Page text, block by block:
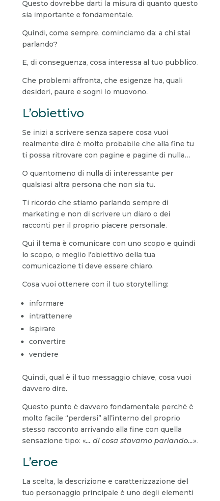
Questo dovrebbe darti la misura di quanto questo
sia importante e fondamentale.
Quindi, come sempre, cominciamo da: a chi stai
parlando?
E, di conseguenza, cosa interessa al tuo pubblico.
Che problemi affronta, che esigenze ha, quali
desideri, paure e sogni lo muovono.
L’obiettivo
Se inizi a scrivere senza sapere cosa vuoi
realmente dire è molto probabile che alla fine tu
ti possa ritrovare con pagine e pagine di nulla…
O quantomeno di nulla di interessante per
qualsiasi altra persona che non sia tu.
Ti ricordo che stiamo parlando sempre di
marketing e non di scrivere un diaro o dei
racconti per il proprio piacere personale.
Qui il tema è comunicare con uno scopo e quindi
lo scopo, o meglio l’obiettivo della tua
comunicazione ti deve essere chiaro.
Cosa vuoi ottenere con il tuo storytelling:
informare
intrattenere
ispirare
convertire
vendere
Quindi, qual è il tuo messaggio chiave, cosa vuoi
davvero dire.
Questo punto è davvero fondamentale perché è
molto facile “perdersi” all’interno del proprio
stesso racconto arrivando alla fine con quella
sensazione tipo: «… di cosa stavamo parlando…».
L’eroe
La scelta, la descrizione e caratterizzazione del
tuo personaggio principale è uno degli elementi